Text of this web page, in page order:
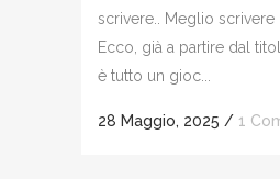
scrivere.. Meglio scrivere
Ecco, già a partire dal
è tutto un gioc...
28 Maggio, 2025 / 1